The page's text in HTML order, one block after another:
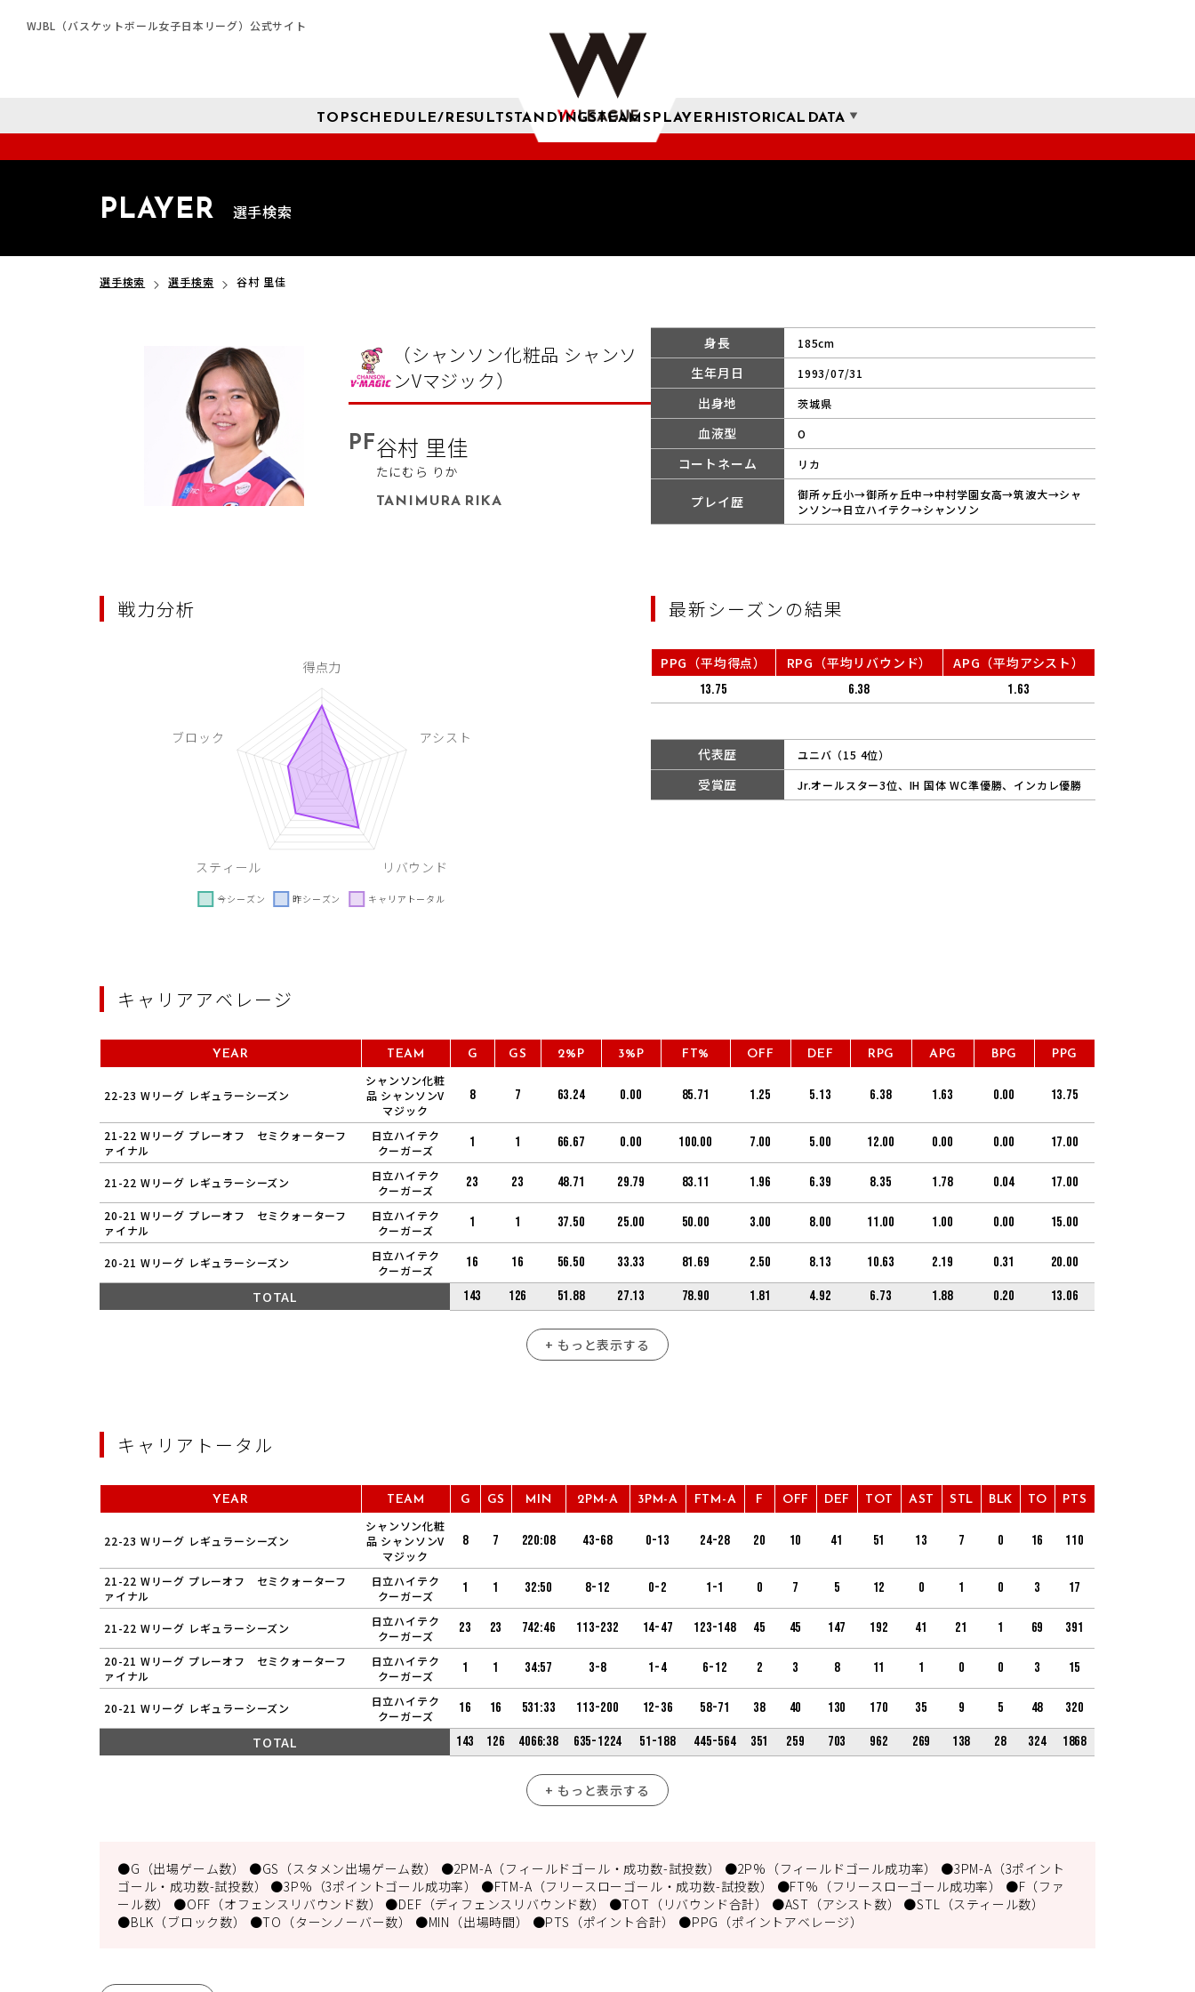
WJBL（バスケットボール女子日本リーグ）公式サイト
TOPSCHEDULE/RESULTSTANDINGSTEAMSPLAYERHISTORICAL DATA
PLAYER 選手検索
選手検索 選手検索 谷村 里佳
（シャンソン化粧品 シャンソ
ンVマジック）
PF谷村 里佳
たにむら りか
TANIMURA RIKA
身長 185cm
生年月日 1993/07/31
出身地 茨城県
血液型 O
コートネーム リカ
プレイ歴
御所ヶ丘小→御所ヶ丘中→中村学園女高→筑波大→シャ
ンソン→日立ハイテク→シャンソン
戦力分析 最新シーズンの結果
PPG（平均得点） RPG（平均リバウンド） APG（平均アシスト）
13.75 6.38 1.63
代表歴 ユニバ（15 4位）
受賞歴 Jr.オールスター3位、IH 国体 WC準優勝、インカレ優勝
キャリアアベレージ
YEAR TEAM G GS 2%P 3%P FT% OFF DEF RPG APG BPG PPG
22-23 Wリーグ レギュラーシーズン
シャンソン化粧
品 シャンソンV
マジック
8 7 63.24 0.00 85.71 1.25 5.13 6.38 1.63 0.00 13.75
21-22 Wリーグ プレーオフ セミクォーターフ
ァイナル
日立ハイテク
クーガーズ
1 1 66.67 0.00 100.00 7.00 5.00 12.00 0.00 0.00 17.00
21-22 Wリーグ レギュラーシーズン
日立ハイテク
クーガーズ
23 23 48.71 29.79 83.11 1.96 6.39 8.35 1.78 0.04 17.00
20-21 Wリーグ プレーオフ セミクォーターフ
ァイナル
日立ハイテク
クーガーズ
1 1 37.50 25.00 50.00 3.00 8.00 11.00 1.00 0.00 15.00
20-21 Wリーグ レギュラーシーズン
日立ハイテク
クーガーズ
16 16 56.50 33.33 81.69 2.50 8.13 10.63 2.19 0.31 20.00
TOTAL 143 126 51.88 27.13 78.90 1.81 4.92 6.73 1.88 0.20 13.06
+ もっと表示する
キャリアトータル
YEAR TEAM G GS MIN 2PM-A 3PM-A FTM-A F OFF DEF TOT AST STL BLK TO PTS
22-23 Wリーグ レギュラーシーズン
シャンソン化粧
品 シャンソンV
マジック
8 7 220:08 43-68 0-13 24-28 20 10 41 51 13 7 0 16 110
21-22 Wリーグ プレーオフ セミクォーターフ
ァイナル
日立ハイテク
クーガーズ
1 1 32:50 8-12 0-2 1-1 0 7 5 12 0 1 0 3 17
21-22 Wリーグ レギュラーシーズン
日立ハイテク
クーガーズ
23 23 742:46 113-232 14-47 123-148 45 45 147 192 41 21 1 69 391
20-21 Wリーグ プレーオフ セミクォーターフ
ァイナル
日立ハイテク
クーガーズ
1 1 34:57 3-8 1-4 6-12 2 3 8 11 1 0 0 3 15
20-21 Wリーグ レギュラーシーズン
日立ハイテク
クーガーズ
16 16 531:33 113-200 12-36 58-71 38 40 130 170 35 9 5 48 320
TOTAL 143 126 4066:38 635-1224 51-188 445-564 351 259 703 962 269 138 28 324 1868
+ もっと表示する
●G（出場ゲーム数） ●GS（スタメン出場ゲーム数） ●2PM-A（フィールドゴール・成功数-試投数） ●2P%（フィールドゴール成功率） ●3PM-A（3ポイント
ゴール・成功数-試投数） ●3P%（3ポイントゴール成功率） ●FTM-A（フリースローゴール・成功数-試投数） ●FT%（フリースローゴール成功率） ●F（ファ
ール数） ●OFF（オフェンスリバウンド数） ●DEF（ディフェンスリバウンド数） ●TOT（リバウンド合計） ●AST（アシスト数） ●STL（スティール数）
●BLK（ブロック数） ●TO（ターンノーバー数） ●MIN（出場時間） ●PTS（ポイント合計） ●PPG（ポイントアベレージ）